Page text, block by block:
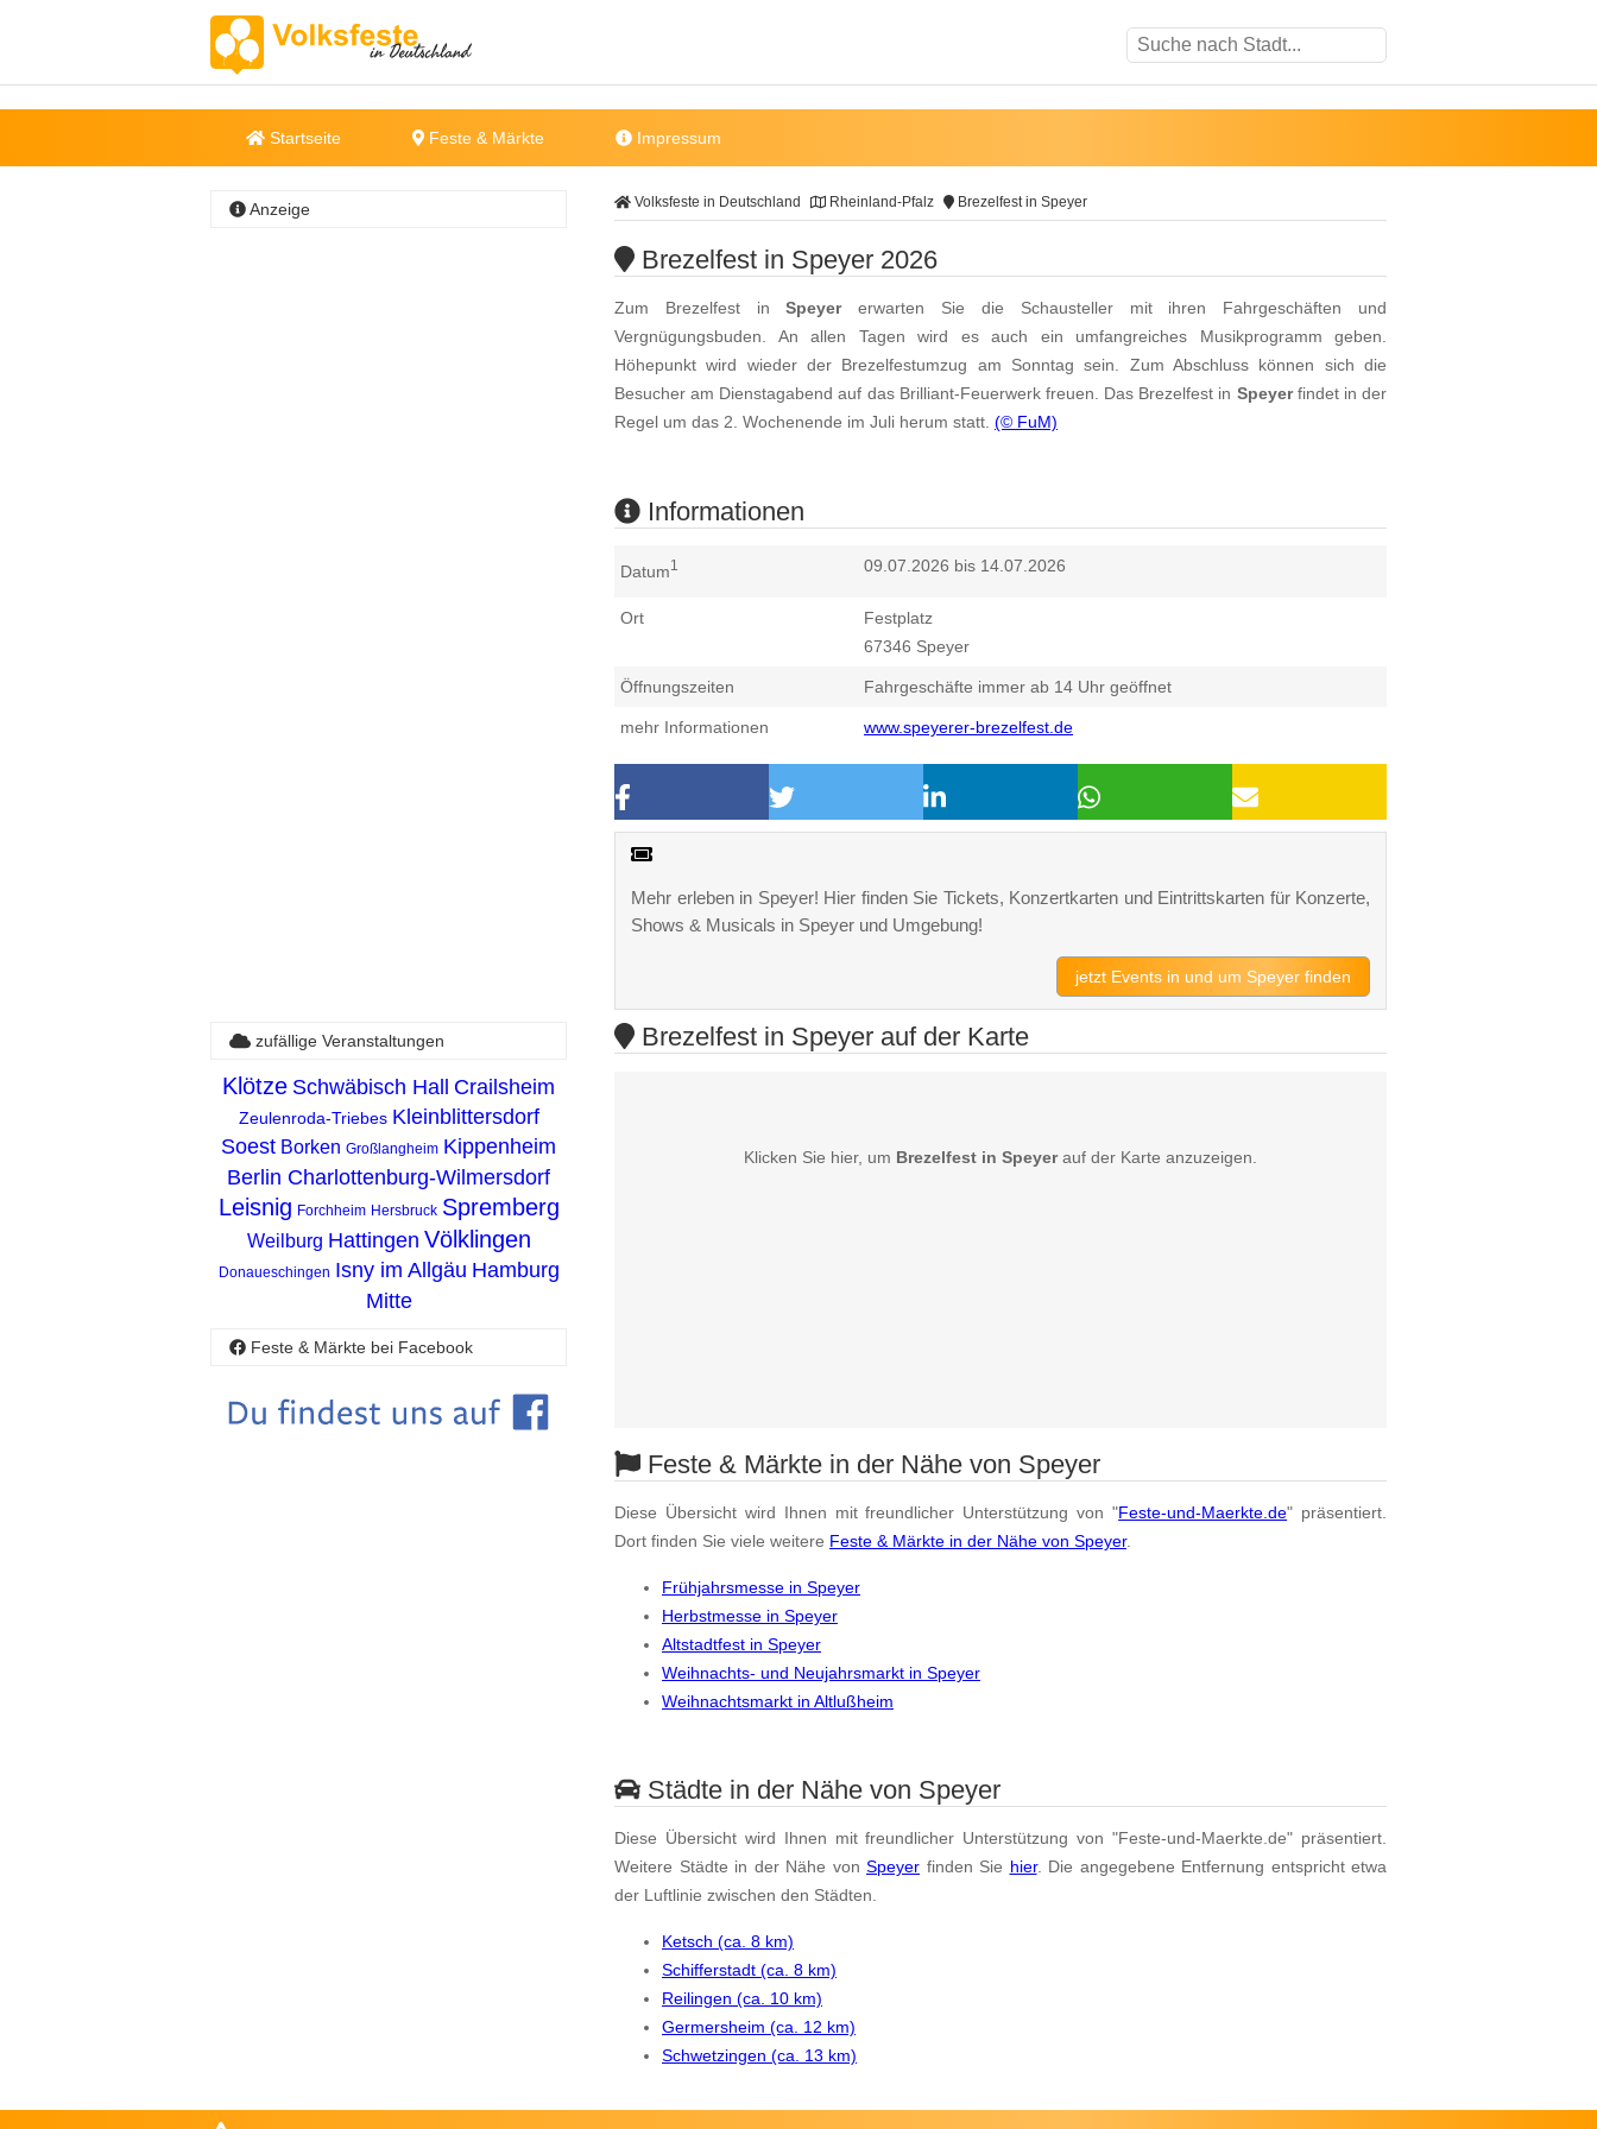
Startseite Feste & Märkte Impressum
Volksfeste in Deutschland Rheinland-Pfalz Brezelfest in Speyer
Brezelfest in Speyer 2026
Zum Brezelfest inSpeyererwarten Sie die Schausteller mit ihren Fahrgeschäften und
Vergnügungsbuden. An allen Tagen wird es auch ein umfangreiches Musikprogramm geben.
Höhepunkt wird wieder der Brezelfestumzug am Sonntag sein. Zum Abschluss können sich die
Besucher am Dienstagabend auf das Brilliant-Feuerwerk freuen. Das Brezelfest in Speyerfindet in der
Regel um das 2. Wochenende im Juli herum statt. (© FuM)
Informationen
Datum1 09.07.2026 bis 14.07.2026
Ort
Festplatz
67346 Speyer
Öffnungszeiten Fahrgeschäfte immer ab 14 Uhr geöffnet
mehr Informationen www.speyerer-brezelfest.de
Mehr erleben in Speyer! Hier finden Sie Tickets, Konzertkarten und Eintrittskarten für Konzerte,
Shows & Musicals in Speyer und Umgebung!
jetzt Events in und um Speyer finden
Anzeige
Brezelfest in Speyer auf der Karte
Klicken Sie hier, um Brezelfest in Speyerauf der Karte anzuzeigen.
Feste & Märkte in der Nähe von Speyer
Diese Übersicht wird Ihnen mit freundlicher Unterstützung von "Feste-und-Maerkte.de" präsentiert.
Dort finden Sie viele weitere Feste & Märkte in der Nähe von Speyer.
Frühjahrsmesse in Speyer
Herbstmesse in Speyer
Altstadtfest in Speyer
Weihnachts- und Neujahrsmarkt in Speyer
Weihnachtsmarkt in Altlußheim
Städte in der Nähe von Speyer
Diese Übersicht wird Ihnen mit freundlicher Unterstützung von "Feste-und-Maerkte.de" präsentiert.
Weitere Städte in der Nähe von Speyer finden Sie hier. Die angegebene Entfernung entspricht etwa
der Luftlinie zwischen den Städten.
Ketsch (ca. 8 km)
Schifferstadt (ca. 8 km)
Reilingen (ca. 10 km)
Germersheim (ca. 12 km)
Schwetzingen (ca. 13 km)
zufällige Veranstaltungen
Klötze Schwäbisch Hall Crailsheim
Zeulenroda-Triebes Kleinblittersdorf
Soest Borken Großlangheim Kippenheim
Berlin Charlottenburg-Wilmersdorf
Leisnig Forchheim Hersbruck Spremberg
Weilburg Hattingen Völklingen
Donaueschingen Isny im Allgäu Hamburg
Mitte
Feste & Märkte bei Facebook